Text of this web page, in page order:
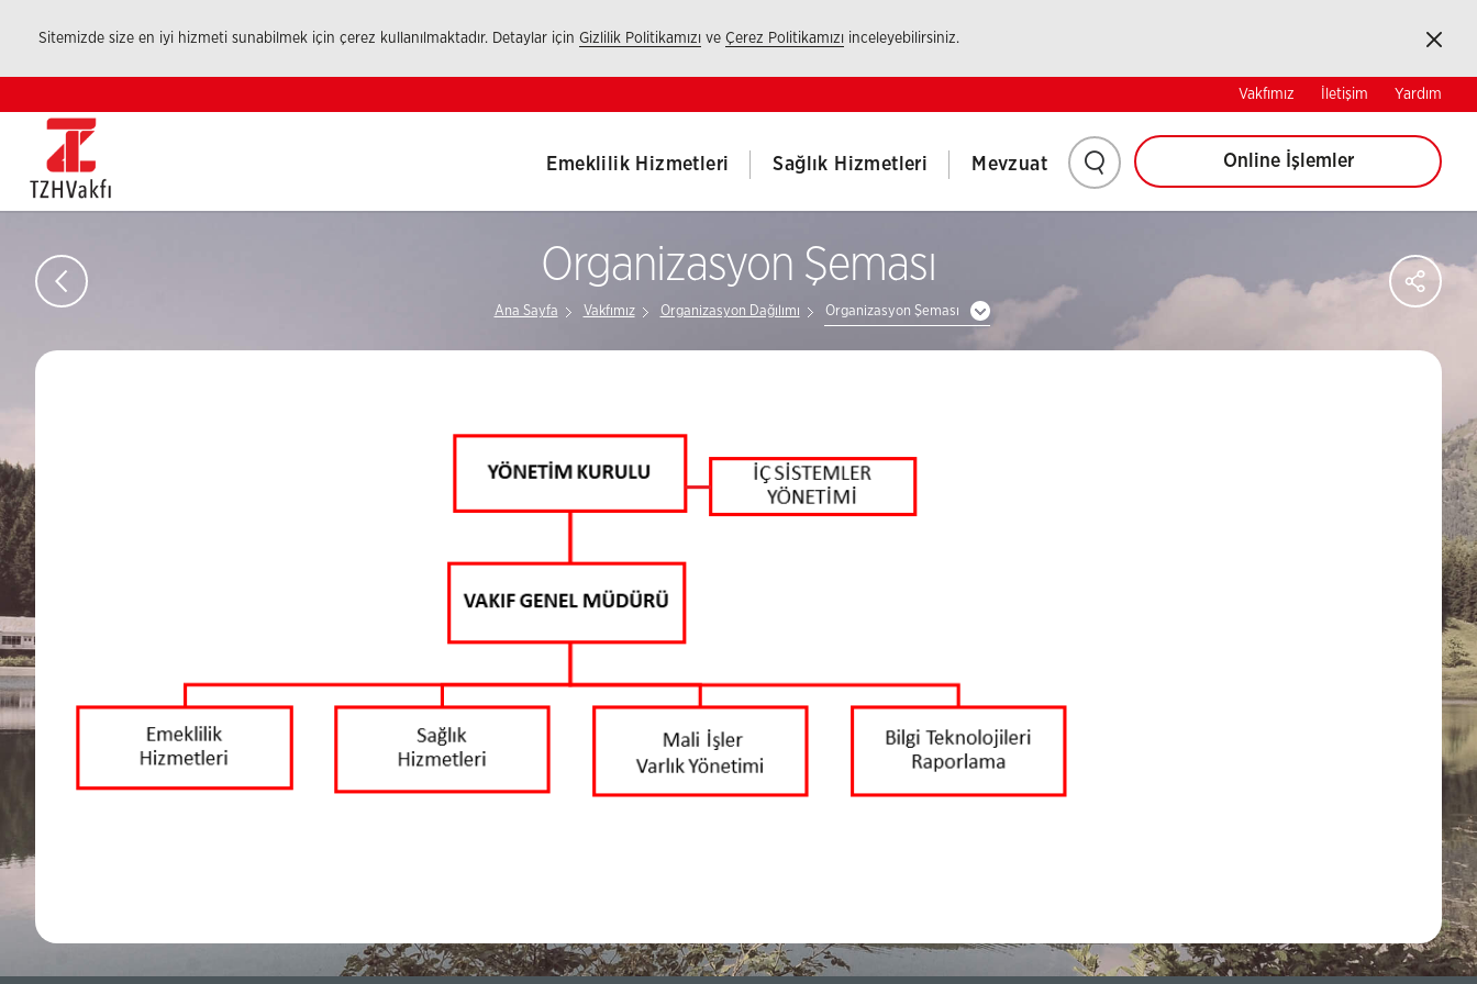
Sitemizde size en iyi hizmeti sunabilmek için çerez kullanılmaktadır. Detaylar için Gizlilik Politikamızı ve Çerez Politikamızı inceleyebilirsiniz. Kapat
Vakfımız İletişim Yardım
Emeklilik Hizmetleri Sağlık Hizmetleri Mevzuat Online İşlemler
Organizasyon Şeması
Ana Sayfa Vakfımız Organizasyon Dağılımı Organizasyon Şeması
Paylaş